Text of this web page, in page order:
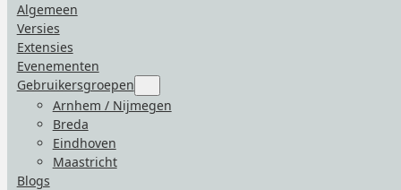
Algemeen
Versies
Extensies
Evenementen
Gebruikersgroepen
for
“Gebruikersgroepen”
Arnhem / Nijmegen
Breda
Eindhoven
Maastricht
Blogs